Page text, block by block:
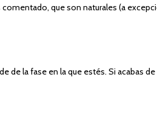
que son naturales (a
la fase en la que estés. Si acabas de